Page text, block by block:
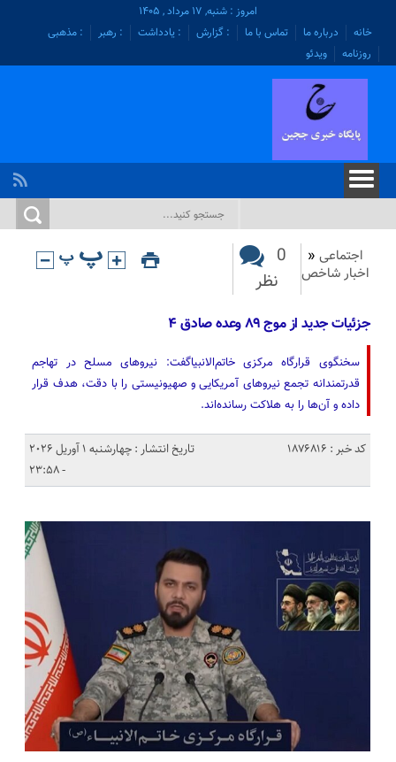
امروز : شنبه, ۱۷ مرداد , ۱۴۰۵
خانه
درباره ما تماس با ما : گزارش : یادداشت : رهبر
: مذهبی
روزنامه
ویدئو
اجتماعی «
اخبار شاخص
0
نظر
جزئیات جدید از موج ۸۹ وعده صادق ۴
سخنگوی قرارگاه مرکزی خاتم‌الانبیاگفت: نیروهای مسلح در تهاجم
قدرتمندانه تجمع نیروهای آمریکایی و صهیونیستی را با دقت، هدف قرار
داده و آن‌ها را به هلاکت رسانده‌اند.
کد خبر : 1876816
تاریخ انتشار : چهارشنبه 1 آوریل 2026
- 23:58